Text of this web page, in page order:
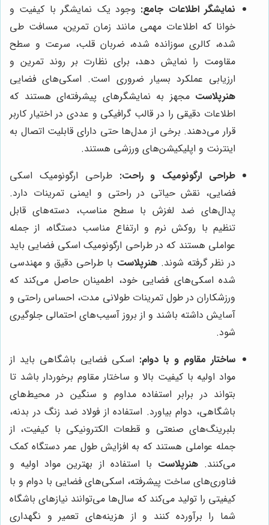
نمایشگر اطلاعات جامع: وجود یک نمایشگر با کیفیت و
خوانا که اطلاعات مهمی مانند زمان تمرین، مسافت طی
شده، کالری سوزانده شده، ضربان قلب، سرعت و سطح
مقاومت را نمایش دهد، برای نظارت بر روند تمرین و
ارزیابی عملکرد بسیار ضروری است. اسکی‌های فضایی
هنرپلاست مجهز به نمایشگرهای پیشرفته‌ای هستند که
اطلاعات دقیقی را در قالب گرافیکی و عددی در اختیار کاربر
قرار می‌دهند. برخی از مدل‌ها حتی دارای قابلیت اتصال به
اینترنت و اپلیکیشن‌های ورزشی هستند.
طراحی ارگونومیک و راحت: طراحی ارگونومیک اسکی
فضایی، نقش حیاتی در راحتی و ایمنی تمرینات دارد.
پدال‌های ضد لغزش با سطح مناسب، دسته‌های قابل
تنظیم با روکش نرم و ارتفاع مناسب دستگاه، از جمله
عواملی هستند که در طراحی ارگونومیک اسکی فضایی باید
در نظر گرفته شوند.هنرپلاست با طراحی دقیق و مهندسی
شده اسکی‌های فضایی خود، اطمینان حاصل می‌کند که
ورزشکاران در طول تمرینات طولانی مدت، احساس راحتی و
آسایش داشته باشند و از بروز آسیب‌های احتمالی جلوگیری
شود.
ساختار مقاوم و با دوام: اسکی فضایی باشگاهی باید از
مواد اولیه با کیفیت بالا و ساختار مقاوم برخوردار باشد تا
بتواند در برابر استفاده مداوم و سنگین در محیط‌های
باشگاهی، دوام بیاورد. استفاده از فولاد ضد زنگ در بدنه،
بلبرینگ‌های صنعتی و قطعات الکترونیکی با کیفیت، از
جمله عواملی هستند که به افزایش طول عمر دستگاه کمک
می‌کنند.هنرپلاست با استفاده از بهترین مواد اولیه و
فناوری‌های ساخت پیشرفته، اسکی‌های فضایی با دوام و با
کیفیتی را تولید می‌کند که سال‌ها می‌توانند نیازهای باشگاه
شما را برآورده کنند و از هزینه‌های تعمیر و نگهداری